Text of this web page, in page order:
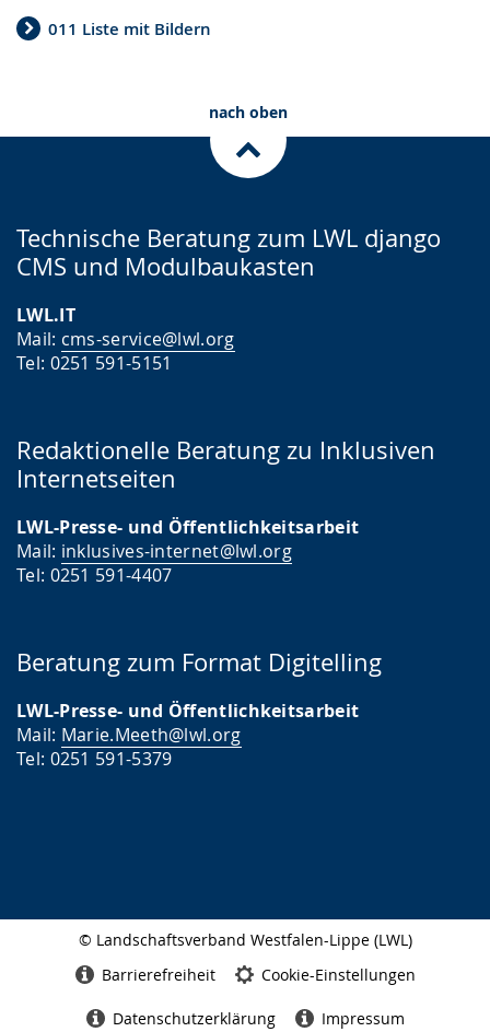
011 Liste mit Bildern
nach oben
Technische Beratung zum LWL django
CMS und Modulbaukasten
LWL.IT
Mail: cms-service@lwl.org
Tel: 0251 591-5151
Redaktionelle Beratung zu Inklusiven
Internetseiten
LWL-Presse- und Öffentlichkeitsarbeit
Mail: inklusives-internet@lwl.org
Tel: 0251 591-4407
Beratung zum Format Digitelling
LWL-Presse- und Öffentlichkeitsarbeit
Mail: Marie.Meeth@lwl.org
Tel: 0251 591-5379
© Landschaftsverband Westfalen-Lippe (LWL)
Barrierefreiheit Cookie-Einstellungen
Datenschutzerklärung Impressum